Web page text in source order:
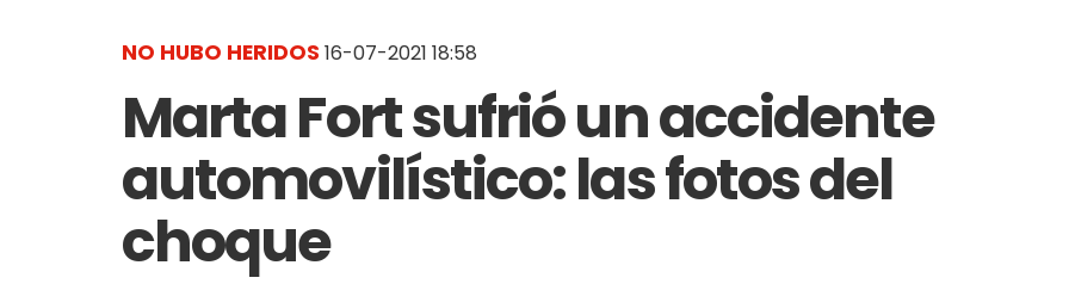
NO HUBO HERIDOS 16-07-2021 18:58
Marta Fort sufrió un accidente
automovilístico: las fotos del
choque